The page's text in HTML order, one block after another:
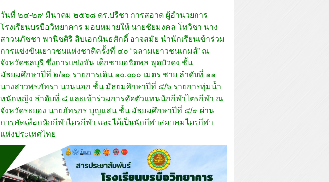
วันที่ ๒๔-๒๙ มีนาคม ๒๕๖๘ ดร.ปรีชา การสอาด ผู้อำนวยการ
โรงเรียนบรบือวิทยาคาร มอบหมายให้ นายชัยมงคล โทวิชา นาง
สาวนภัชชา พานิชศิริ สิบเอกนันธศักดิ์ อาจสมัย นำนักเรียนเข้าร่วม
การแข่งขันเยาวชนแห่งชาติครั้งที่ ๔๐ “ฉลามเยาวชนเกมส์” ณ
จังหวัดชลบุรี ซึ่งการแข่งขัน เด็กชายอชิตพล พุดบัวดง ชั้น
มัธยมศึกษาปีที่ ๒/๑๐ รายการเดิน ๑๐,๐๐๐ เมตร ชาย ลำดับที่ ๑๑
นางสาวพรภัทรา นวนนอก ชั้น มัธยมศึกษาปีที่ ๕/๖ รายการทุ่มน้ำ
หนักหญิง ลำดับที่ ๘ และเข้าร่วมการคัดตัวแทนนักกีฬาไตรกีฬา ณ
จังหวัดระยอง นายภัทรกร บุญแสน ชั้น มัธยมศึกษาปีที่ ๕/๙ ผ่าน
การคัดเลือกนักกีฬาไตรกีฬา และได้เป็นนักกีฬาสมาคมไตรกีฬา
แห่งประเทศไทย